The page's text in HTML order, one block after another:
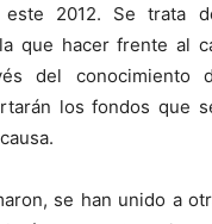
2012. Se trata
que hacer frente al
del conocimiento
los fondos que
se han unido a